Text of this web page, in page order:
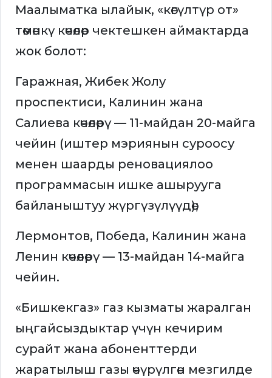
Маалыматка ылайык, «көгүлтүр от»
төмөнкү көчөлөр чектешкен аймактарда
жок болот:
Гаражная, Жибек Жолу
проспектиси, Калинин жана
Салиева көчөлөрү — 11-майдан 20-майга
чейин (иштер мэриянын суроосу
менен шаарды реновациялоо
программасын ишке ашырууга
байланыштуу жүргүзүлүүдө);
Лермонтов, Победа, Калинин жана
Ленин көчөлөрү — 13-майдан 14-майга
чейин.
«Бишкекгаз» газ кызматы жаралган
ыңгайсыздыктар үчүн кечирим
сурайт жана абоненттерди
жаратылыш газы өчүрүлгөн мезгилде